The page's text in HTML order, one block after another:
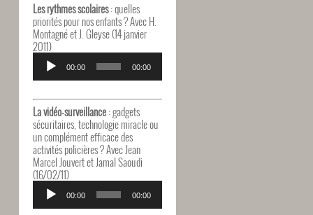
Les rythmes scolaires: quelles
priorités pour nos enfants ? Avec H.
Montagné et J. Gleyse (14 janvier
2011)
Lecteur
audio
00:00 00:00
La vidéo-surveillance: gadgets
sécuritaires, technologie miracle ou
un complément efficace des
activités policières ? Avec Jean
Marcel Jouvert et Jamal Saoudi
(16/02/11)
Lecteur
audio
00:00 00:00